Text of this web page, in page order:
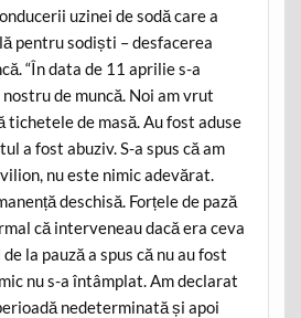
uzinei de sodă care a
pentru sodiști – desfacerea
“În data de 11 aprilie s-a
de muncă. Noi am vrut
tichetele de masă. Au fost aduse
a fost abuziv. S-a spus că am
nu este nimic adevărat.
deschisă. Forțele de pază
că interveneau dacă era ceva
la pauză a spus că nu au fost
nu s-a întâmplat. Am declarat
nedeterminată și apoi